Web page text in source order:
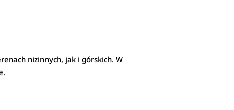
nizinnych, jak i górskich. W